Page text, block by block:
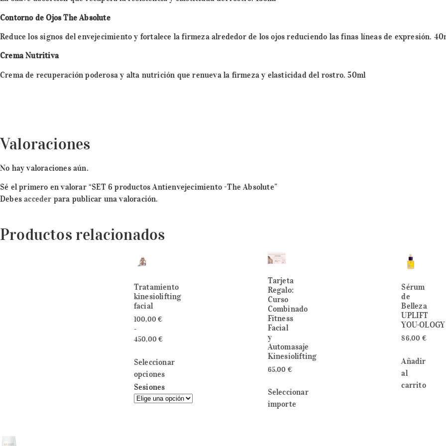
Contorno de Ojos The Absolute
Reduce los signos del envejecimiento y fortalece la firmeza alrededor de los ojos reduciendo las finas líneas de expresión.
Crema Nutritiva
Crema de recuperación poderosa y alta nutrición que renueva la firmeza y elasticidad del rostro. 50ml
Valoraciones
No hay valoraciones aún.
Sé el primero en valorar “SET 6 productos Antienvejecimiento -The Absolute”
Debesacceder para publicar una valoración.
Productos relacionados
Tratamiento
kinesiolifting
facial
100,00€
-
450,00€
Seleccionar
opciones
Sesiones
Tarjeta
Regalo:
Curso
Combinado
Fitness
Facial
y
Automasaje
Kinesiolifting
65,00 €
Seleccionar
importe
Sérum
de
Belleza
UPLIFT
YOU·OLOGY
86,00 €
Añadir
al
carrito